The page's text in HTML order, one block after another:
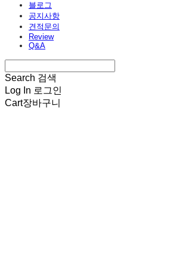
블로그
공지사항
견적문의
Review
Q&A
Search 검색
Log In 로그인
Cart장바구니